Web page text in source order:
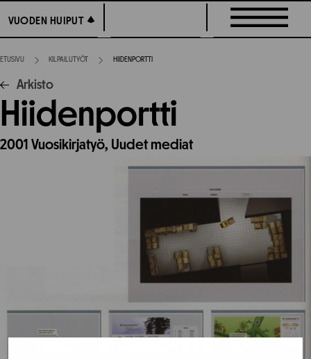
suoraan
sisältöön
VUODEN HUIPUT
VUODEN HUIPUT
ETUSIVU KILPAILUTYÖT HIIDENPORTTI
Arkisto
Hiidenportti
2001 Vuosikirjatyö, Uudet mediat